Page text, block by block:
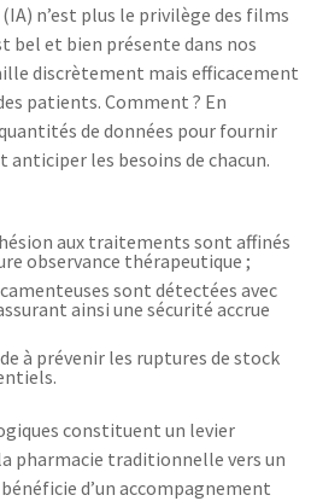
n’est plus le privilège des films
bel et bien présente dans nos
discrètement mais efficacement
patients. Comment ? En
de données pour fournir
anticiper les besoins de chacun.
aux traitements sont affinés
observance thérapeutique ;
sont détectées avec
ainsi une sécurité accrue
à prévenir les ruptures de stock
constituent un levier
pharmacie traditionnelle vers un
d’un accompagnement